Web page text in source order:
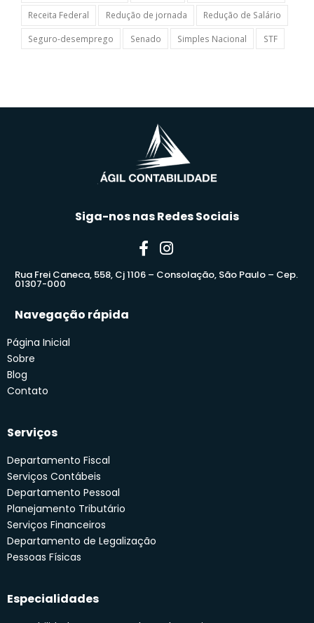
Receita Federal
Redução de jornada
Redução de Salário
Seguro-desemprego
Senado Simples Nacional STF
Siga-nos nas Redes Sociais
Rua Frei Caneca, 558, Cj 1106 – Consolação, São Paulo – Cep.
01307-000
Navegação rápida
Página Inicial
Sobre
Blog
Contato
Serviços
Departamento Fiscal
Serviços Contábeis
Departamento Pessoal
Planejamento Tributário
Serviços Financeiros
Departamento de Legalização
Pessoas Físicas
Especialidades